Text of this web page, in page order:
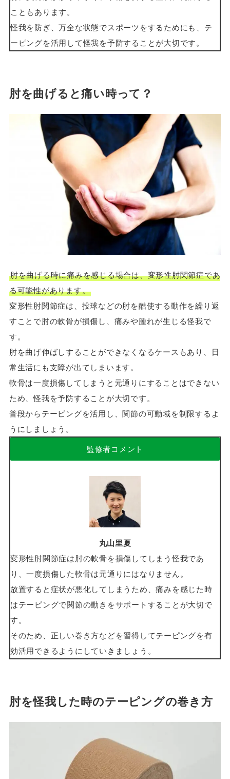
こともあります。
怪我を防ぎ、万全な状態でスポーツをするためにも、テ
ーピングを活用して怪我を予防することが大切です。
肘を曲げると痛い時って？
肘を曲げる時に痛みを感じる場合は、変形性肘関節症であ
る可能性があります。
変形性肘関節症は、投球などの肘を酷使する動作を繰り返
すことで肘の軟骨が損傷し、痛みや腫れが生じる怪我で
す。
肘を曲げ伸ばしすることができなくなるケースもあり、日
常生活にも支障が出てしまいます。
軟骨は一度損傷してしまうと元通りにすることはできない
ため、怪我を予防することが大切です。
普段からテーピングを活用し、関節の可動域を制限するよ
うにしましょう。
監修者コメント
丸山里夏
変形性肘関節症は肘の軟骨を損傷してしまう怪我であ
り、一度損傷した軟骨は元通りにはなりません。
放置すると症状が悪化してしまうため、痛みを感じた時
はテーピングで関節の動きをサポートすることが大切で
す。
そのため、正しい巻き方などを習得してテーピングを有
効活用できるようにしていきましょう。
肘を怪我した時のテーピングの巻き方